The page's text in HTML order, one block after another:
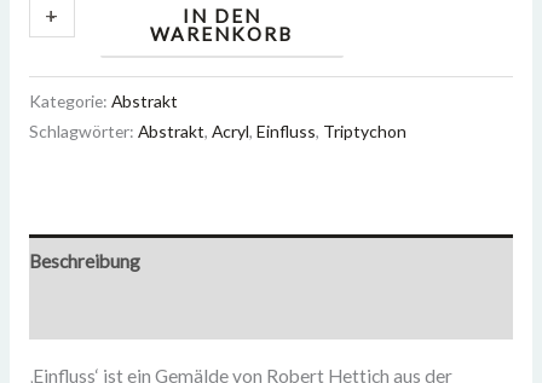
-
+
IN DEN
WARENKORB
Kategorie: Abstrakt
Schlagwörter: Abstrakt, Acryl, Einfluss, Triptychon
Beschreibung
‚Einfluss‘ ist ein Gemäldevon Robert Hettich aus der